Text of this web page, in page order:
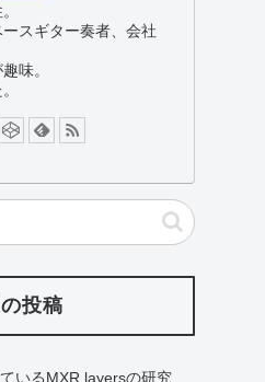
スギター奏者、会社
味。
投稿
いるMXR layersの研究